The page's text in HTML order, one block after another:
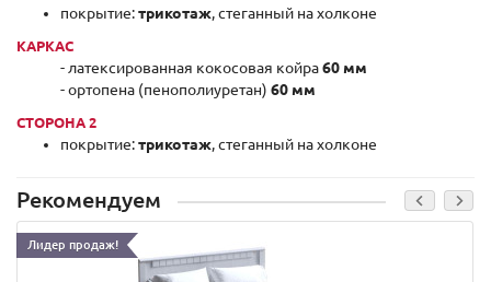
покрытие:трикотаж, стеганный на холконе
КАРКАС
- латексированная кокосовая койра60 мм
- ортопена (пенополиуретан) 60 мм
СТОРОНА 2
покрытие:трикотаж, стеганный на холконе
Рекомендуем
Лидер продаж!